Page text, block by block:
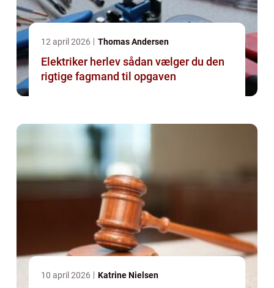
12 april 2026 Thomas Andersen
Elektriker herlev sådan vælger du den
rigtige fagmand til opgaven
10 april 2026 Katrine Nielsen